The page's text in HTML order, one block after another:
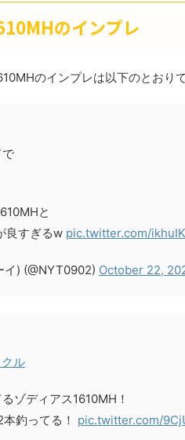
のインプレ
のインプレは以下のとおりで
で
と
良すぎるw pic.twitter.com/
) (@NYT0902) October 22,
ル
ゾディアス1610MH！
釣ってる！ pic.twitter.com/